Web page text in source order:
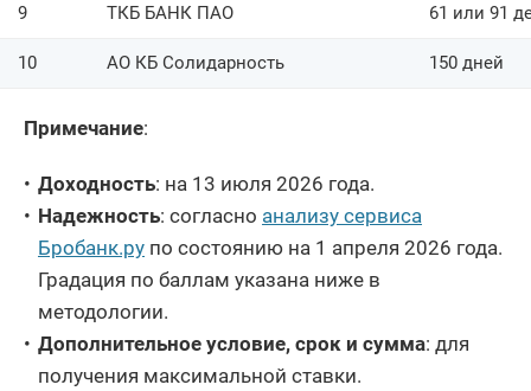
9 ТКБ БАНК ПАО 61 или 91
10 АО КБ Солидарность 150 дней
Примечание:
Доходность: на 13 июля 2026 года.
Надежность: согласно анализу сервиса
Бробанк.ру по состоянию на 1 апреля 2026 года.
Градация по баллам указана ниже в
методологии.
Дополнительное условие, срок и сумма: для
получения максимальной ставки.